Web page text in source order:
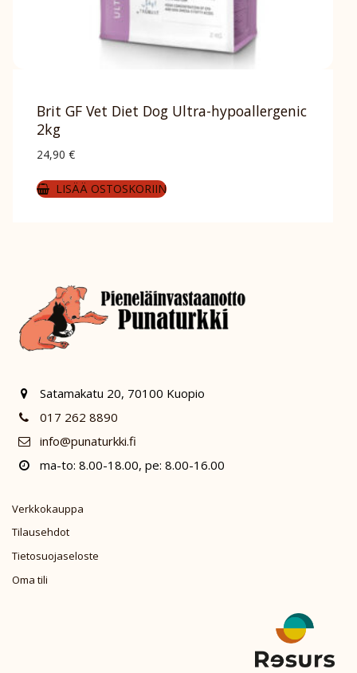
Brit GF Vet Diet Dog Ultra-hypoallergenic
2kg
24,90 €
LISÄÄ OSTOSKORIIN
Satamakatu 20, 70100 Kuopio
017 262 8890
info@punaturkki.fi
ma-to: 8.00-18.00, pe: 8.00-16.00
Verkkokauppa
Tilausehdot
Tietosuojaseloste
Oma tili